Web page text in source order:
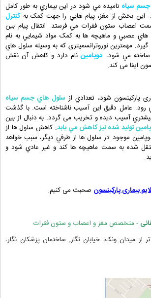
جسم سياه ناميده مي شود در اين بيماري به طور کامل
اين بخش از مغز، پيام هايي را جهت کمک بهکنترل
اعصاب ستون فقرات مي فرستد. انتقال پيام بين
عصبي و ماهيچه ها به کمک مواد شيمايي به نام
مهمترين نوروترانسمیتری که به وسيله سلول هاي
مي شود، دوپامين نام دارد و کاهش آن نقش
ایفا می کند.
پارکينسون شود، تعدادي از سلول هاي جسم سياه
رود. عامل دقيق این آسیب ناشناخته است. با گذشت
آسيب ديده و تخریب می گردد. به دنبال از بين
توليد شده نيز کاهش مي يابد. کاهش سلول ها از
موجود در سلول ها از طرفي ديگر، سبب خواهد
شده به سمت ماهيچه ها کند و غير عادي شود و
بیماری پارکینسون صحبت می کنیم.
- متخصص مغز و اعصاب و ستون فقرات
از میدان ونک، خیابان نگار, ساختمان پزشکان نگار،